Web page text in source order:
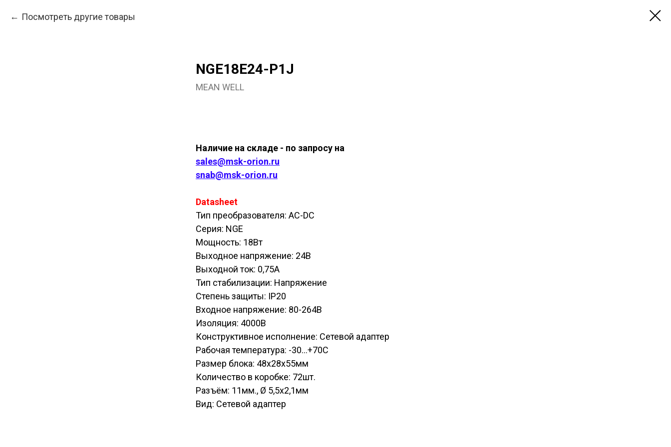
Посмотреть другие товары
NGE18E24-P1J
MEAN WELL
Наличие на складе - по запросу на
sales@msk-orion.ru
snab@msk-orion.ru
Datasheet
Тип преобразователя: AC-DC
Серия: NGE
Мощность: 18Вт
Выходное напряжение: 24В
Выходной ток: 0,75А
Тип стабилизации: Напряжение
Степень защиты: IP20
Входное напряжение: 80-264В
Изоляция: 4000В
Конструктивное исполнение: Сетевой адаптер
Рабочая температура: -30...+70С
Размер блока: 48х28х55мм
Количество в коробке: 72шт.
Разъём: 11мм., Ø 5,5х2,1мм
Вид: Сетевой адаптер